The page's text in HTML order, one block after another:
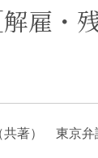
イフサイエンス
建設・建築
雇・
共著） 東京弁